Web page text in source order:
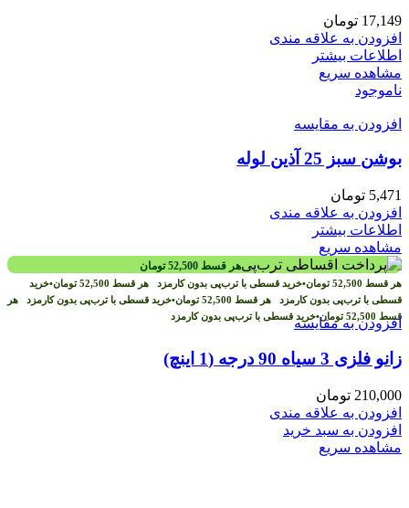
17,149 تومان
افزودن به علاقه مندی
اطلاعات بیشتر
مشاهده سریع
ناموجود
افزودن به مقایسه
بوشن سبز 25 آذین لوله
5,471 تومان
افزودن به علاقه مندی
اطلاعات بیشتر
مشاهده سریع
هر قسط 52,500 تومان
هر قسط 52,500 تومان•خرید قسطی با ترب‌پی بدون کارمزد هر قسط 52,500 تومان•خرید
قسطی با ترب‌پی بدون کارمزد هر قسط 52,500 تومان•خرید قسطی با ترب‌پی بدون کارمزد هر
قسط 52,500 تومان•خرید قسطی با ترب‌پی بدون کارمزدافزودن به مقایسه
زانو فلزی 3 سیاه 90 درجه (1 اینچ)
210,000 تومان
افزودن به علاقه مندی
افزودن به سبد خرید
مشاهده سریع